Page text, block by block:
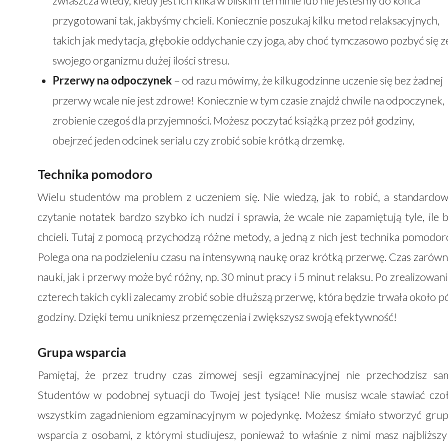
przygotowani tak, jakbyśmy chcieli. Koniecznie poszukaj kilku metod relaksacyjnych,
takich jak medytacja, głębokie oddychanie czy joga, aby choć tymczasowo pozbyć się
swojego organizmu dużej ilości stresu.
Przerwy na odpoczynek – od razu mówimy, że kilkugodzinne uczenie się bez żadnej
przerwy wcale nie jest zdrowe! Koniecznie w tym czasie znajdź chwile na odpoczynek,
zrobienie czegoś dla przyjemności. Możesz poczytać książką przez pół godziny,
obejrzeć jeden odcinek serialu czy zrobić sobie krótką drzemkę.
Technika pomodoro
Wielu studentów ma problem z uczeniem się. Nie wiedzą, jak to robić, a
czytanie notatek bardzo szybko ich nudzi i sprawia, że wcale nie zapamiętują tyle, ile
chcieli. Tutaj z pomocą przychodzą różne metody, a jedną z nich jest technika
Polega ona na podzieleniu czasu na intensywną naukę oraz krótką przerwę. Czas
nauki, jak i przerwy może być różny, np. 30 minut pracy i 5 minut relaksu. Po
czterech takich cykli zalecamy zrobić sobie dłuższą przerwę, która będzie trwała około
godziny. Dzięki temu unikniesz przemęczenia i zwiększysz swoją efektywność!
Grupa wsparcia
Pamiętaj, że przez trudny czas zimowej sesji egzaminacyjnej nie przechodzisz
Studentów w podobnej sytuacji do Twojej jest tysiące! Nie musisz wcale stawiać
wszystkim zagadnieniom egzaminacyjnym w pojedynkę. Możesz śmiało stworzyć
wsparcia z osobami, z którymi studiujesz, ponieważ to właśnie z nimi masz